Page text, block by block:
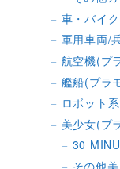
車・バイ
軍用車両/
航空機(プ
艦船(プラ
ロボット
美少女(プ
30
その他